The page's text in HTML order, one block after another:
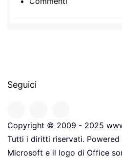
Seguici
Copyright © 2009 - 2025
Tutti i diritti riservati. Powered
Microsoft e il logo di Office